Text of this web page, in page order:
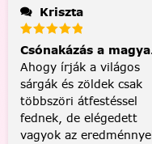
Kriszta
Csónakázás a
Ahogy írják a világos
sárgák és zöldek csak
többszöri átfestéssel
fednek, de elégedett
vagyok az